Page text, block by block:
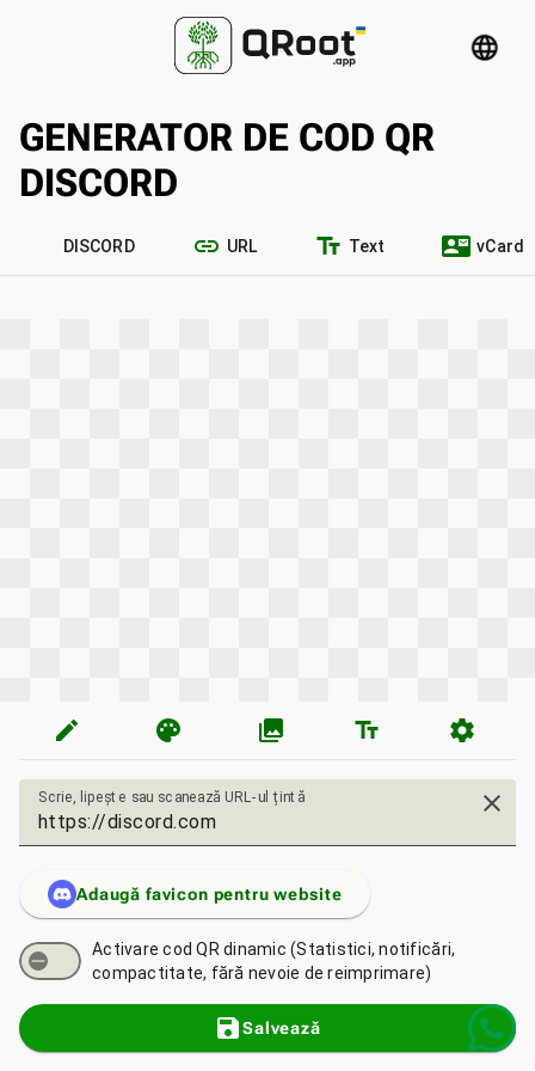
language
GENERATOR DE COD QR
DISCORD
DISCORD link URL text_fields Text contact_mail vCard
edit palette photo_library text_fields settings
Scrie, lipește sau scanează URL-ul țintă close
Adaugă favicon pentru website
Activare cod QR dinamic (Statistici, notificări,
compactitate, fără nevoie de reimprimare)
saveSalvează